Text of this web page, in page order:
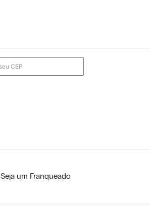
Seja um Franqueado